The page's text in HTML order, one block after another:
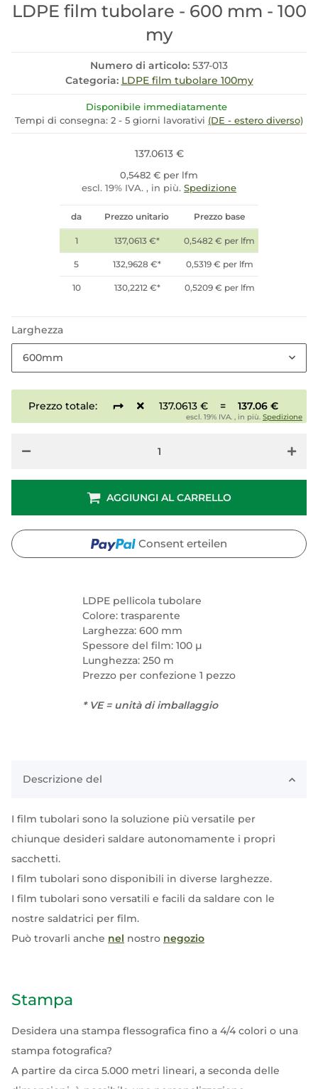
LDPE pellicola tubolare
Colore: trasparente
Larghezza: 600 mm
Spessore del film: 100 µ
Lunghezza: 250 m
Prezzo per confezione 1 pezzo
* VE = unità di imballaggio
LDPE film tubolare - 600 mm - 100
my
Numero di articolo: 537-013
Categoria: LDPE film tubolare 100my
Disponibile immediatamente
Tempi di consegna: 2 - 5 giorni lavorativi (DE - estero diverso)
137.0613 €
0,5482 € per lfm
escl. 19% IVA. , in più. Spedizione
da Prezzo unitario Prezzo base
1 137,0613 €* 0,5482 € per lfm
5 132,9628 €* 0,5319 € per lfm
10 130,2212 €* 0,5209 € per lfm
Larghezza
600mm
Prezzo totale: 137.0613 € = 137.06 €
escl. 19% IVA. , in più. Spedizione
AGGIUNGI AL CARRELLO
Consent erteilen
Descrizione del
I film tubolari sono la soluzione più versatile per
chiunque desideri saldare autonomamente i propri
sacchetti.
I film tubolari sono disponibili in diverse larghezze.
I film tubolari sono versatili e facili da saldare con le
nostre saldatrici per film.
Può trovarli anche nel nostro negozio
Stampa
Desidera una stampa flessografica fino a 4/4 colori o una
stampa fotografica?
A partire da circa 5.000 metri lineari, a seconda delle